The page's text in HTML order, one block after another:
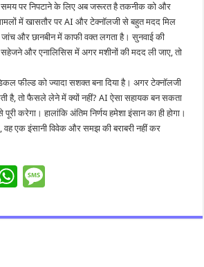
पर निपटाने के लिए अब जरूरत है तकनीक को और
में खासतौर पर AI और टेक्नॉलजी से बहुत मदद मिल
और छानबीन में काफी वक्त लगता है। सुनवाई की
और एनालिसिस में अगर मशीनों की मदद ली जाए, तो
फील्ड को ज्यादा सशक्त बना दिया है। अगर टेक्नॉलजी
है, तो फैसले लेने में क्यों नहीं? AI ऐसा सहायक बन सकता
करेगा। हालांकि अंतिम निर्णय हमेशा इंसान का ही होगा।
वह एक इंसानी विवेक और समझ की बराबरी नहीं कर
W
at sa